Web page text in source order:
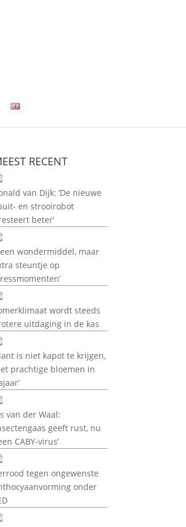
RECENT
van Dijk: ‘De nieuwe
en strooirobot
beter’
wondermiddel, maar
steuntje op
wordt steeds
uitdaging in de kas
is niet kapot te krijgen,
prachtige bloemen in
van der Waal:
geeft rust, nu
CABY-virus’
tegen ongewenste
onder